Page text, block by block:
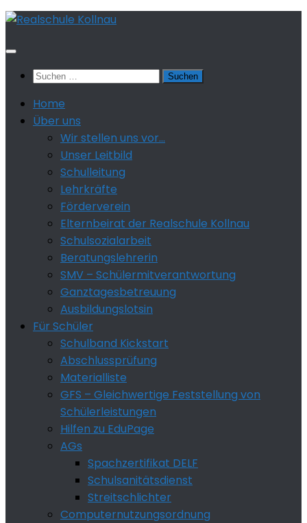
Zum
springen
Suchen
Home
Über uns
Wir stellen uns vor…
Unser Leitbild
Schulleitung
Lehrkräfte
Förderverein
Elternbeirat der Realschule Kollnau
Schulsozialarbeit
Beratungslehrerin
SMV – Schülermitverantwortung
Ganztagesbetreuung
Ausbildungslotsin
Für Schüler
Schulband Kickstart
Abschlussprüfung
Materialliste
GFS – Gleichwertige Feststellung von
Schülerleistungen
Hilfen zu EduPage
AGs
Spachzertifikat DELF
Schulsanitätsdienst
Streitschlichter
Computernutzungsordnung